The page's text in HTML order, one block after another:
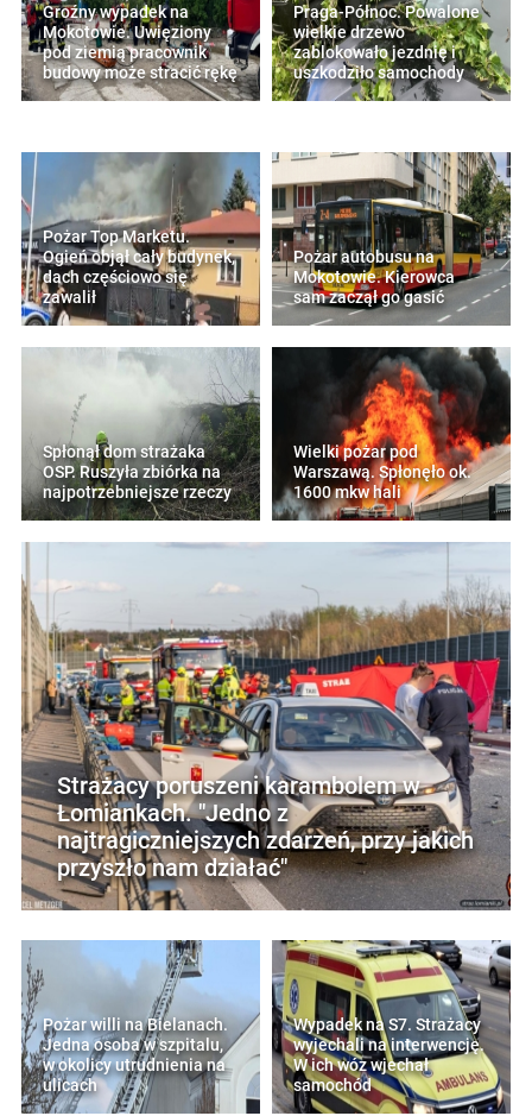
Groźny wypadek na
Mokotowie. Uwięziony
pod ziemią pracownik
budowy może stracić rękę
Praga-Północ. Powalone
wielkie drzewo
zablokowało jezdnię i
uszkodziło samochody
Pożar Top Marketu.
Ogień objął cały budynek,
dach częściowo się
zawalił
Pożar autobusu na
Mokotowie. Kierowca
sam zaczął go gasić
Spłonął dom strażaka
OSP. Ruszyła zbiórka na
najpotrzebniejsze rzeczy
Wielki pożar pod
Warszawą. Spłonęło ok.
1600 mkw hali
Strażacy poruszeni karambolem w
Łomiankach. "Jedno z
najtragiczniejszych zdarzeń, przy jakich
przyszło nam działać"
Pożar willi na Bielanach.
Jedna osoba w szpitalu,
w okolicy utrudnienia na
ulicach
Wypadek na S7. Strażacy
wyjechali na interwencję.
W ich wóz wjechał
samochód